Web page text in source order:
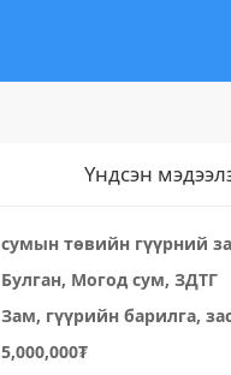
Үндсэн
сумын төвийн гүүрний
Булган, Могод сум, ЗДТГ
Зам, гүүрийн барилга,
5,000,000₮